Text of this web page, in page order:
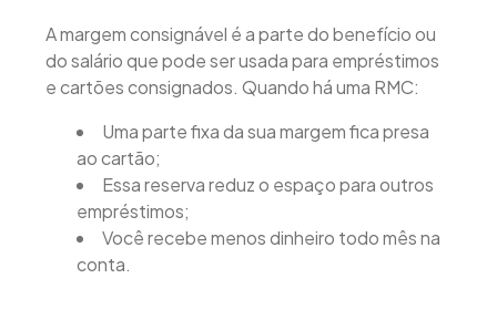
A margem consignável é a parte do benefício ou
do salário que pode ser usada para empréstimos
e cartões consignados. Quando há uma RMC:
Uma parte fixa da sua margem fica presa
ao cartão;
Essa reserva reduz o espaço para outros
empréstimos;
Você recebe menos dinheiro todo mês na
conta.